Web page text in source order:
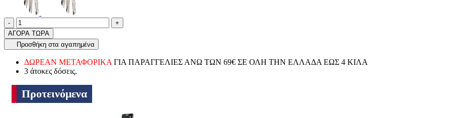
Ποσότητα
-product.increase.quantity +
ΑΓΟΡΑ ΤΩΡΑ
Προσθήκη στα αγαπημένα
ΔΩΡΕΑΝ ΜΕΤΑΦΟΡΙΚΑ ΓΙΑ ΠΑΡΑΓΓΕΛΙΕΣ ΑΝΩ ΤΩΝ 69€ ΣΕ ΟΛΗ ΤΗΝ ΕΛΛΑΔΑ ΕΩΣ 4 ΚΙΛΑ
3 άτοκες δόσεις.
Προτεινόμενα